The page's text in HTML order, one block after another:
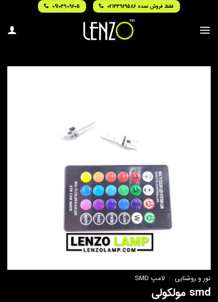
content
فقط فروش عمده 02133969586 09103909605
نور و روشنایی / لامپ SMD
smd مولکولی